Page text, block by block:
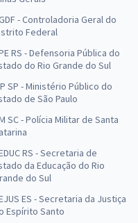
- Controladoria Geral do
Federal
RS - Defensoria Pública do
do Rio Grande do Sul
SP - Ministério Público do
de São Paulo
SC - Polícia Militar de Santa
RS - Secretaria de
da Educação do Rio
do Sul
ES - Secretaria da Justiça
Espírito Santo